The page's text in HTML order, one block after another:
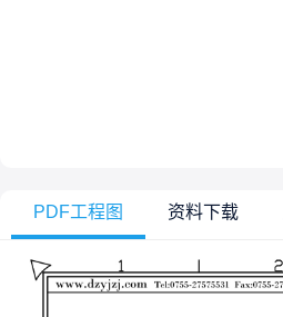
PDF工程图 资料下载